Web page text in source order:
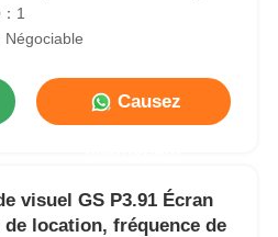
d'événement en plein
1
Négociable
Causez
visuel GS P3.91 Écran
de location, fréquence de